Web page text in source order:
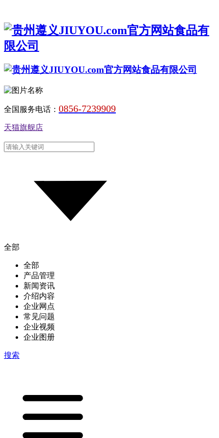
全国服务电话： 0856-7239909
天猫旗舰店
全部
全部
产品管理
新闻资讯
介绍内容
企业网点
常见问题
企业视频
企业图册
搜索